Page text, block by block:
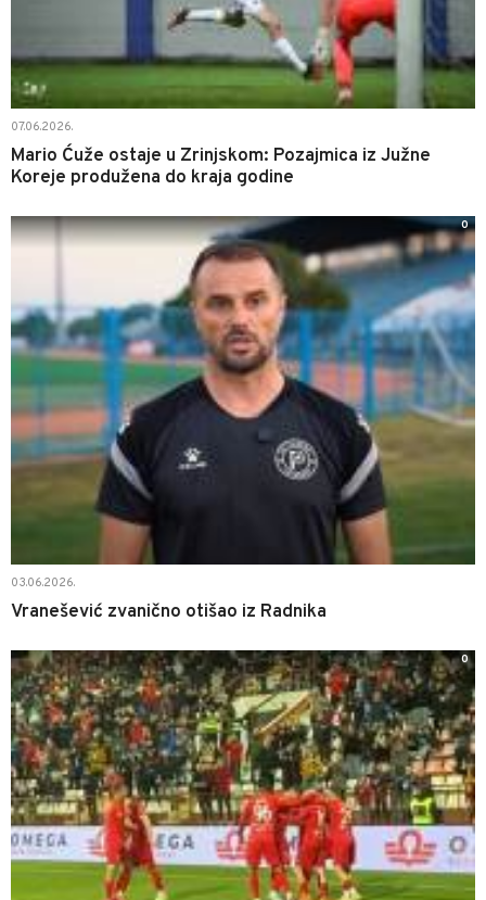
07.06.2026.
Mario Ćuže ostaje u Zrinjskom: Pozajmica iz Južne
Koreje produžena do kraja godine
03.06.2026.
Vranešević zvanično otišao iz Radnika
0
0